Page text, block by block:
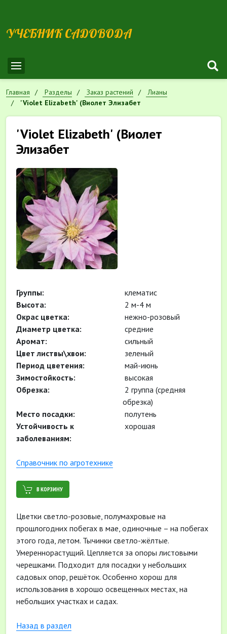
УЧЕБНИК САДОВОДА
Главная Разделы Заказ растений
Лианы
'Violet Elizabeth' (Виолет Элизабет
'Violet Elizabeth' (Виолет
Элизабет
Группы:
клематис
Высота:
2 м-4 м
Окрас цветка:
нежно-розовый
Диаметр цветка:
средние
Аромат:
сильный
Цвет листвы\хвои:
зеленый
Период цветения:
май-июнь
Зимостойкость:
высокая
Обрезка:
2 группа (средняя
обрезка)
Место посадки:
полутень
Устойчивость к
заболеваниям:
хорошая
Cправочник по агротехнике
В КОРЗИНУ
Цветки светло-розовые, полумахровые на
прошлогодних побегах в мае, одиночные – на побегах
этого года, летом. Тычинки светло-жёлтые.
Умереннорастущий. Цепляется за опоры листовыми
черешками. Подходит для посадки у небольших
садовых опор, решёток. Особенно хорош для
использования в хорошо освещенных местах, на
небольших участках и садах.
Назад в раздел